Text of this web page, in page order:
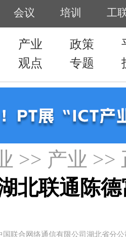
>> 产业 >>
北联通陈
国联合网络通信有限公司湖北省分